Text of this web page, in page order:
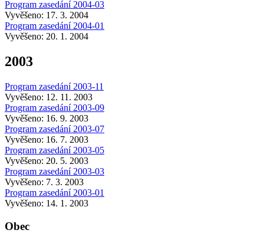
Program zasedání 2004-03
Vyvěšeno: 17. 3. 2004
Program zasedání 2004-01
Vyvěšeno: 20. 1. 2004
2003
Program zasedání 2003-11
Vyvěšeno: 12. 11. 2003
Program zasedání 2003-09
Vyvěšeno: 16. 9. 2003
Program zasedání 2003-07
Vyvěšeno: 16. 7. 2003
Program zasedání 2003-05
Vyvěšeno: 20. 5. 2003
Program zasedání 2003-03
Vyvěšeno: 7. 3. 2003
Program zasedání 2003-01
Vyvěšeno: 14. 1. 2003
Obec